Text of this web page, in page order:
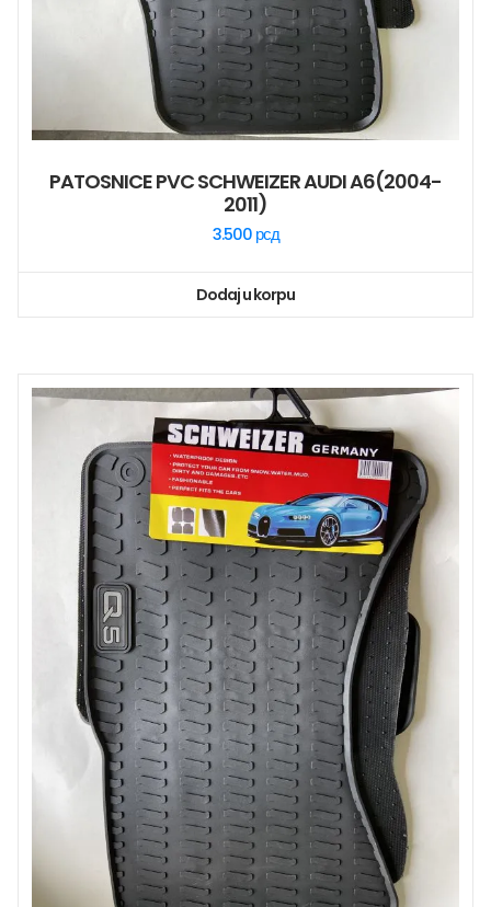
PATOSNICE PVC SCHWEIZER AUDI A6(2004-
2011)
3.500 рсд
Dodaj u korpu